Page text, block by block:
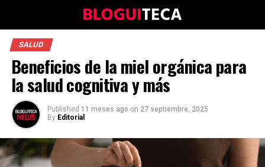
SALUD
Beneficios de la miel orgánica para
la salud cognitiva y más
Published 11 meses ago on 27 septiembre, 2025
By Editorial